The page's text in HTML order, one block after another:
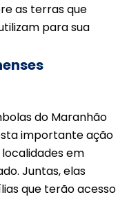
as terras que
para sua
do Maranhão
importante ação
em
Juntas, elas
que terão acesso